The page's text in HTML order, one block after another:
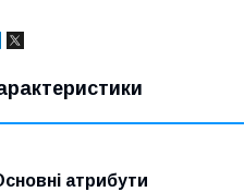
атрибути